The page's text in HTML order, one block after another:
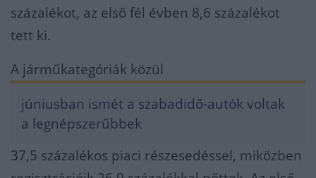
százalékot, az első fél évben 8,6 százalékot
tett ki.
A járműkategóriák közül
júniusban ismét a szabadidő-autók voltak
a legnépszerűbbek
37,5 százalékos piaci részesedéssel, miközben